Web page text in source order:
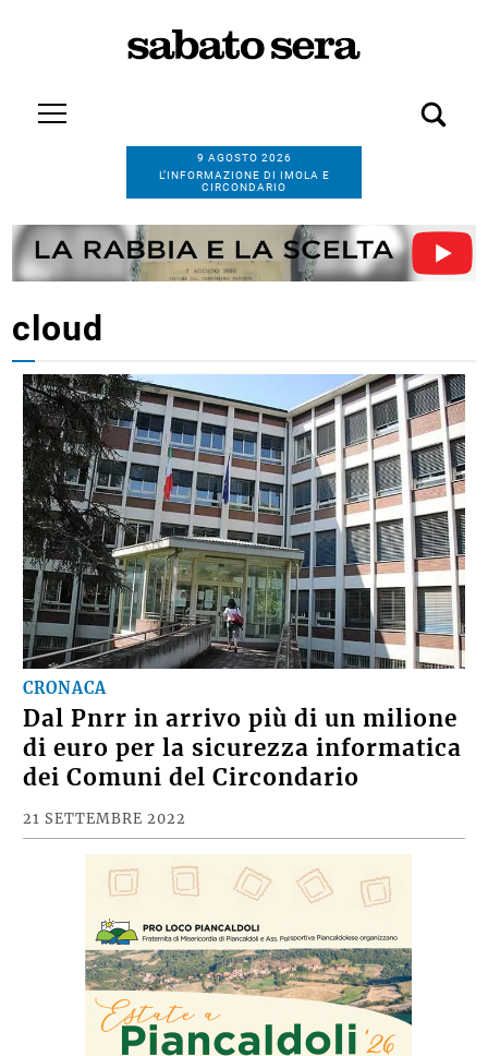
9 AGOSTO 2026
L’INFORMAZIONE DI IMOLA E
CIRCONDARIO
cloud
CRONACA
Dal Pnrr in arrivo più di un milione
di euro per la sicurezza informatica
dei Comuni del Circondario
21 SETTEMBRE 2022